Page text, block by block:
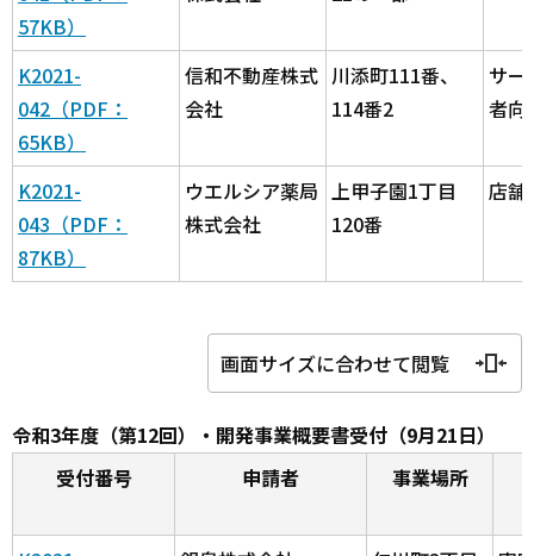
57KB）
K2021-
042（PDF：
65KB）
信和不動産株式
会社
川添町111番、
114番2
サー
者向
K2021-
043（PDF：
87KB）
ウエルシア薬局
株式会社
上甲子園1丁目
120番
店舗
画面サイズに合わせて閲覧
令和3年度（第12回）・開発事業概要書受付（9月21日）
受付番号
申請者 事業場所